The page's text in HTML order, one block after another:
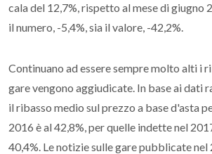
cala del 12,7%, rispetto al mese di giugno
il numero, -5,4%, sia il valore, -42,2%.
Continuano ad essere sempre molto alti i
gare vengono aggiudicate. In base ai dati
il ribasso medio sul prezzo a base d'asta
2016 è al 42,8%, per quelle indette nel
40,4%. Le notizie sulle gare pubblicate